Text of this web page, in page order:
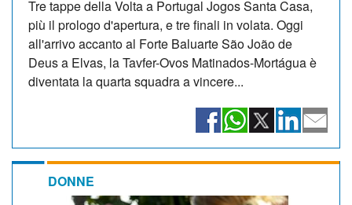
Tre tappe della Volta a Portugal Jogos Santa Casa,
più il prologo d'apertura, e tre finali in volata. Oggi
all'arrivo accanto al Forte Baluarte São João de
Deus a Elvas, la Tavfer-Ovos Matinados-Mortágua è
diventata la quarta squadra a vincere...
DONNE